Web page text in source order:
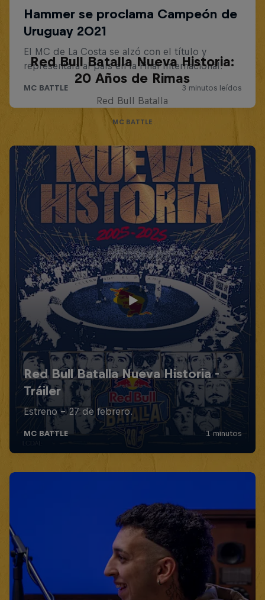
Red Bull Batalla Nueva Historia:
20 Años de Rimas
Red Bull Batalla
MC BATTLE